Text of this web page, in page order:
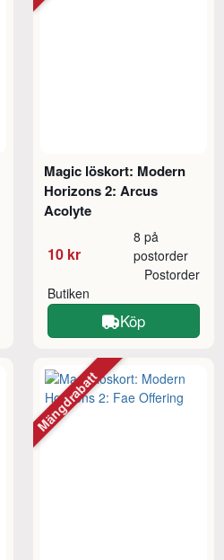
Magic löskort: Modern
Horizons 2: Arcus
Acolyte
10 kr
8 på
postorder
Butiken
Postorder
Köp
Mängdrabatt